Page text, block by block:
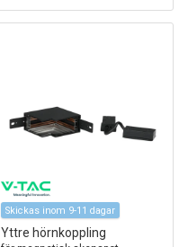
Skickas inom 9-11 dagar
Yttre hörnkoppling